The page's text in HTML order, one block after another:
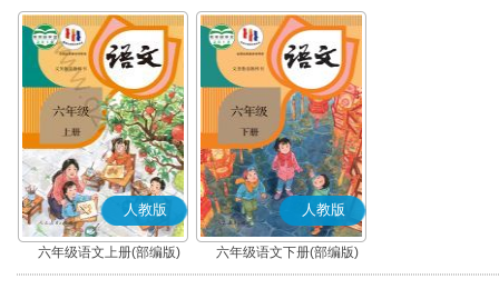
人教版
六年级语文上册(部编版)
人教版
六年级语文下册(部编版)